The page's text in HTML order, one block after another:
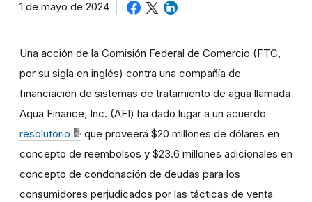
1 de mayo de 2024
Una acción de la Comisión Federal de Comercio (FTC,
por su sigla en inglés) contra una compañía de
financiación de sistemas de tratamiento de agua llamada
Aqua Finance, Inc. (AFI) ha dado lugar a un acuerdo
resolutorio
que proveerá $20 millones de dólares en
concepto de reembolsos y $23.6 millones adicionales en
concepto de condonación de deudas para los
consumidores perjudicados por las tácticas de venta